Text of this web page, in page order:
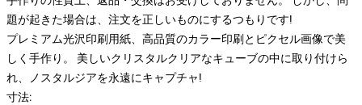
題が起きた場合は、注文を正しいものにするつもりです!
プレミアム光沢印刷用紙、高品質のカラー印刷とピクセル画像で美
しく手作り。 美しいクリスタルクリアなキューブの中に取り付けら
れ、ノスタルジアを永遠にキャプチャ!
寸法: